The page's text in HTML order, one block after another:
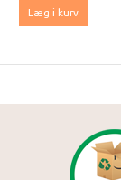
Læg i kurv